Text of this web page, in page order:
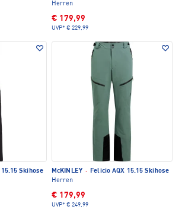
Herren
€ 179,99
UVP* € 229,99
15.15 Skihose
McKINLEY · Felicio AQX 15.15 Skihose
Herren
€ 179,99
UVP* € 249,99